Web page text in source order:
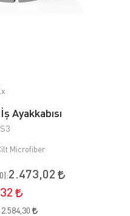
Ayakkabısı
Microfiber
):2.473,02
2.584,30